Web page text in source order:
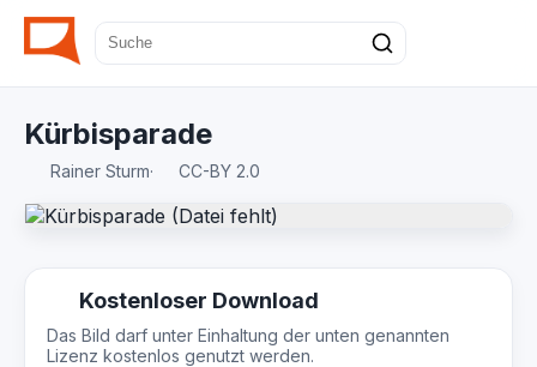
Kürbisparade
Rainer Sturm· CC-BY 2.0
Kostenloser Download
Das Bild darf unter Einhaltung der unten genannten
Lizenz kostenlos genutzt werden.